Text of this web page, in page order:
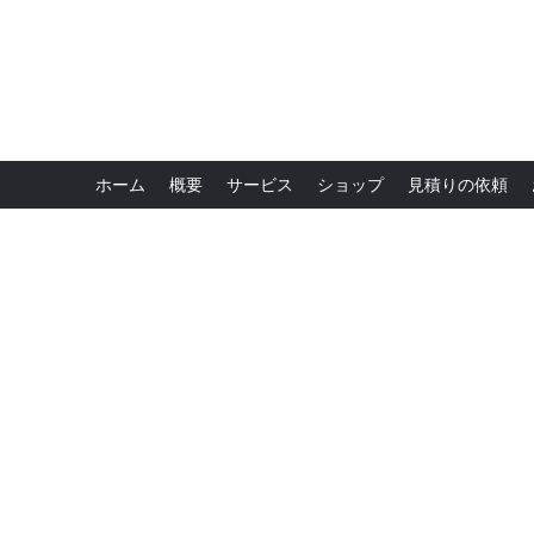
ホーム 概要 サービス ショップ 見積りの依頼